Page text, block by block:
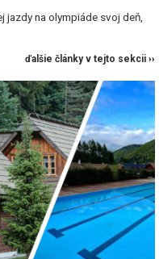
jazdy na olympiáde svoj deň,
ďalšie články v tejto sekcii ››